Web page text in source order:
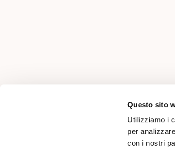
Questo sito
Utilizziamo i
per
con i nostri